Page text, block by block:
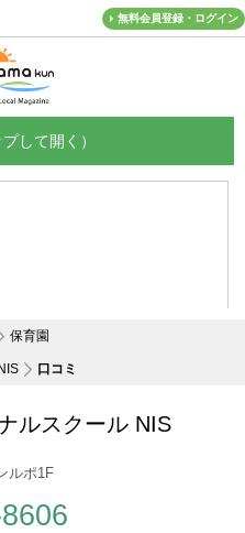
無料会員登録・ログイン
保育園
口コミ
ルスクール NIS
ルポ1F
ー